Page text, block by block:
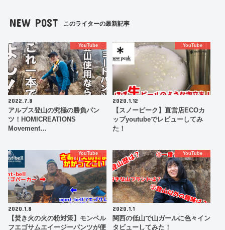
NEW POST このライターの最新記事
YouTube
2022.7.8
アルプス登山の究極の勝負パン
ツ！HOMICREATIONS
Movement…
YouTube
2020.1.12
【スノーピーク】直営店ECOカ
ップyoutubeでレビューしてみ
た！
YouTube
2020.1.8
【焚き火の火の粉対策】モンベル
フエゴサムエイージーパンツが便
YouTube
2020.1.1
関西の低山で山ガールに色々イン
タビューしてみた！